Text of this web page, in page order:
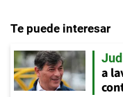
Te puede interesar
a